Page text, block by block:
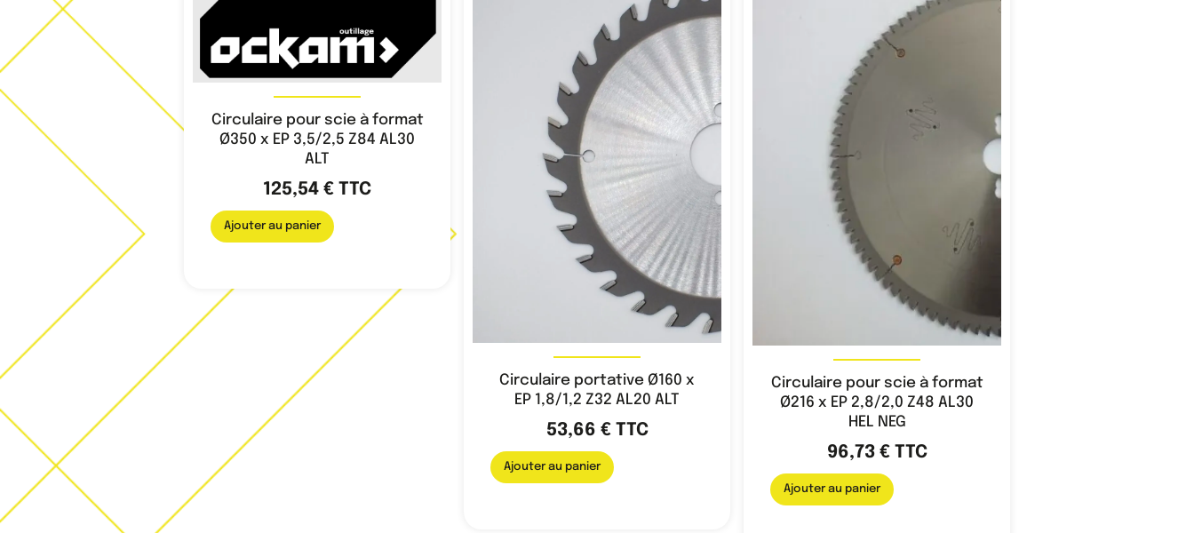
Circulaire pour scie à format
Ø350 x EP 3,5/2,5 Z84 AL30
ALT
125,54 € TTC
Ajouter au panier
Circulaire portative Ø160 x
EP 1,8/1,2 Z32 AL20 ALT
53,66 €TTC
Ajouter au panier
Circulaire pour scie à format
Ø216 x EP 2,8/2,0 Z48 AL30
HEL NEG
96,73 €TTC
Ajouter au panier